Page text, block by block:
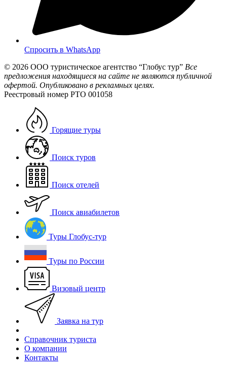
Спросить в WhatsApp
© 2026 ООО туристическое агентство “Глобус тур” Все
предложения находящиеся на сайте не являются публичной
офертой. Опубликовано в рекламных целях.
Реестровый номер РТО 001058
Горящие туры
Поиск туров
Поиск отелей
Поиск авиабилетов
Туры Глобус-тур
Туры по России
Визовый центр
Заявка на тур
Справочник туриста
О компании
Контакты